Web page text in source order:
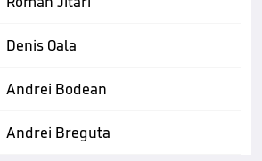
Denis Oala
Andrei Bodean
Andrei Breguta